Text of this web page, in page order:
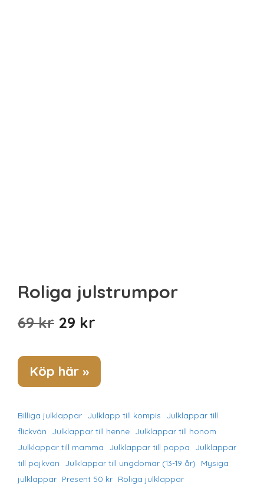
Roliga julstrumpor
69kr Det
priset
var:
69 kr.
29 kr
priset
är:
29 kr.
Köp här »
Billiga julklappar Julklapp till kompis
Julklappar till
flickvän
Julklappar till henne Julklappar till honom
Julklappar till mamma
Julklappar till pappa
Julklappar
till pojkvän
Julklappar till ungdomar (13-19 år)
Mysiga
julklappar Present 50 kr Roliga julklappar